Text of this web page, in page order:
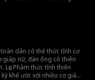
dân có thể thức tỉnh cơ
giáp nữ, đàn ông có thiên
Lục Phàm thức tỉnh thiên
khế ước với nhiều cơ giáp